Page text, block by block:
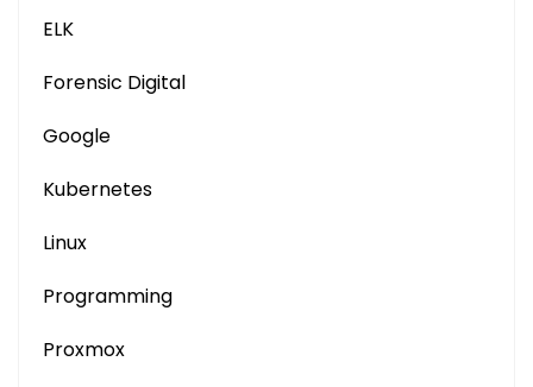
ELK
Forensic Digital
Google
Kubernetes
Linux
Programming
Proxmox